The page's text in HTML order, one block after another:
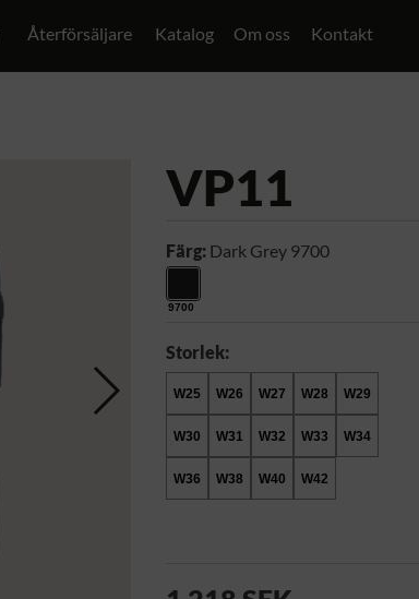
Återförsäljare Katalog Om oss Kontakt
VP11
Färg: Dark Grey 9700
9700
Storlek:
W25 W26 W27 W28 W29
W30 W31 W32 W33 W34
W36 W38 W40 W42